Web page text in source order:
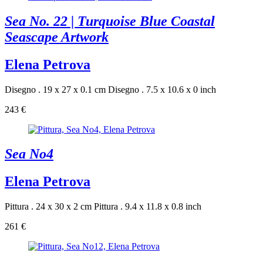
Sea No. 22 | Turquoise Blue Coastal
Seascape Artwork
Elena Petrova
Disegno . 19 x 27 x 0.1 cm Disegno . 7.5 x 10.6 x 0 inch
243 €
Sea No4
Elena Petrova
Pittura . 24 x 30 x 2 cm Pittura . 9.4 x 11.8 x 0.8 inch
261 €